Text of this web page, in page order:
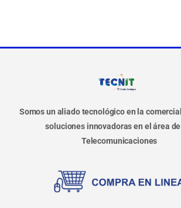
Somos un aliado tecnológico en la
soluciones innovadoras en el área
Telecomunicaciones